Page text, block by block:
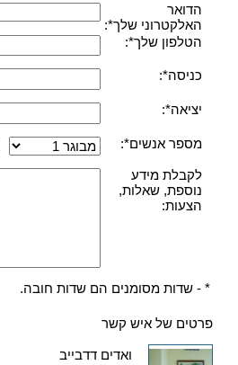
הדואר
האלקטרוני שלך*:
הטלפון שלך*:
כניסה*:
יציאה*:
מספר אנשים*:
לקבלת מידע
נוספת, שאלות,
הצעות:
* - שדות מסומנים הם שדות חובה.
פרטים של איש קשר
ואדים דדבייב